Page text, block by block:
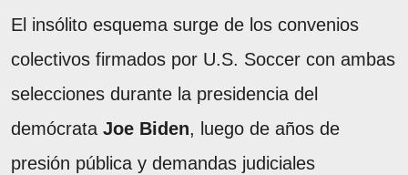
El insólito esquema surge de los convenios
colectivos firmados por U.S. Soccer con ambas
selecciones durante la presidencia del
demócrata Joe Biden, luego de años de
presión pública y demandas judiciales